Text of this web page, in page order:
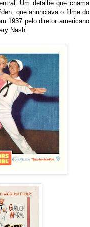
Um detalhe que chama
que anunciava o filme do
1937 pelo diretor americano
Nash.